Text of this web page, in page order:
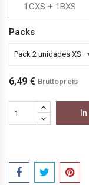
1CXS + 1BXS
Packs
6,49 € Bruttopreis